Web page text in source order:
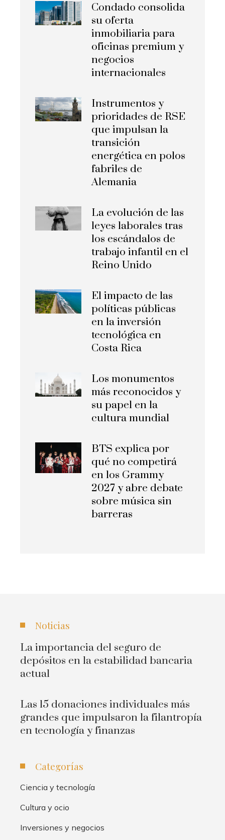
Condado consolida
su oferta
inmobiliaria para
oficinas premium y
negocios
internacionales
Instrumentos y
prioridades de RSE
que impulsan la
transición
energética en polos
fabriles de
Alemania
La evolución de las
leyes laborales tras
los escándalos de
trabajo infantil en el
Reino Unido
El impacto de las
políticas públicas
en la inversión
tecnológica en
Costa Rica
Los monumentos
más reconocidos y
su papel en la
cultura mundial
BTS explica por
qué no competirá
en los Grammy
2027 y abre debate
sobre música sin
barreras
Noticias
La importancia del seguro de
depósitos en la estabilidad bancaria
actual
Las 15 donaciones individuales más
grandes que impulsaron la filantropía
en tecnología y finanzas
Categorías
Ciencia y tecnología
Cultura y ocio
Inversiones y negocios